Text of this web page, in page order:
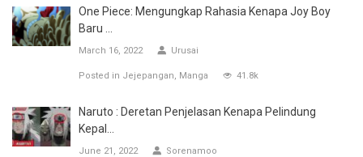
One Piece: Mengungkap Rahasia Kenapa Joy Boy
Baru ...
March 16, 2022 Urusai
Posted in Jejepangan Manga 41.8k
Naruto : Deretan Penjelasan Kenapa Pelindung
Kepal...
June 21, 2022 Sorenamoo